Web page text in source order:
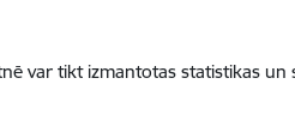
var tikt izmantotas statistikas un